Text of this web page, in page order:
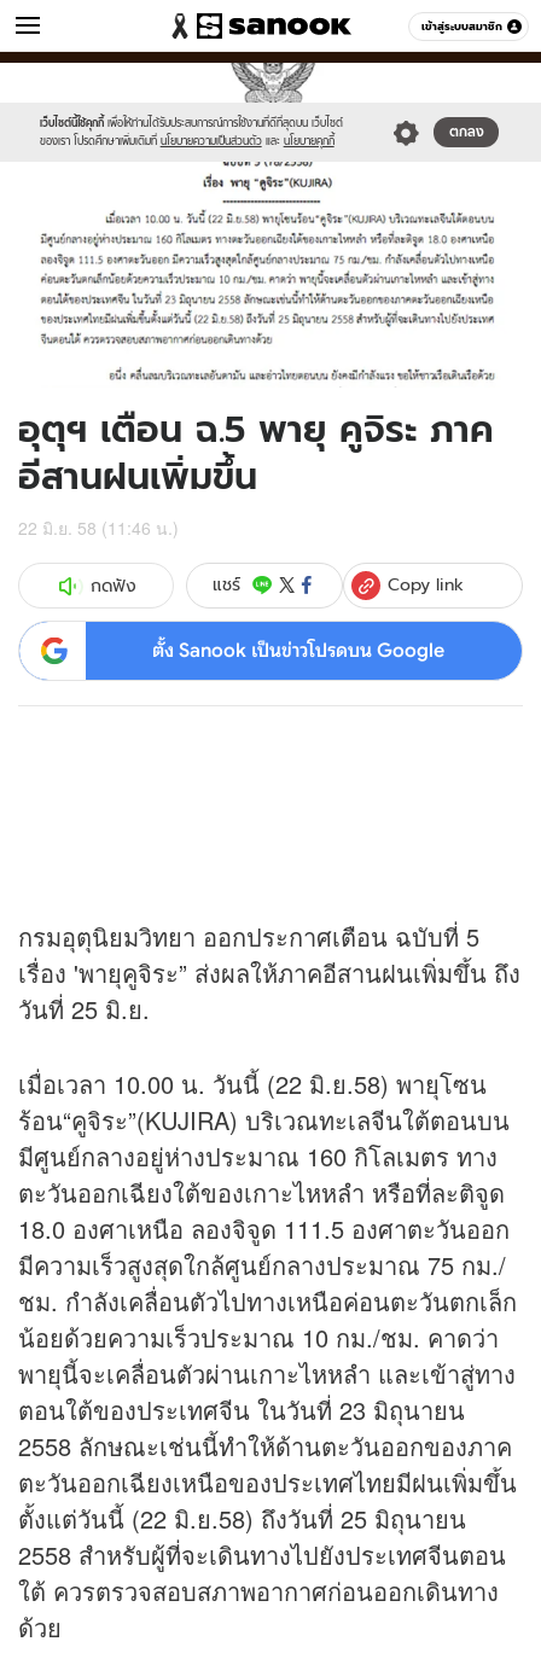
เข้าสู่ระบบสมาชิก
ข่าว หมวดอื่นๆ
เว็บไซต์นี้ใช้คุกกี้ เพื่อให้ท่านได้รับประสบการณ์การใช้งานที่ดีที่สุดบน เว็บไซต์
ของเรา โปรดศึกษาเพิ่มเติมที่ นโยบายความเป็นส่วนตัว และ นโยบายคุกกี้
ตกลง
//s.isanook.com/sr/0/images/logo-
sanook.png
//s.isanook.com/ns/0/ud/363/1816514/626548-
อุตุฯ เตือน ฉ.5 พายุ คูจิระ ภาค
อีสานฝนเพิ่มขึ้น
22 มิ.ย. 58 (11:46 น.)
กดฟัง แชร์ Copy link
ตั้ง Sanook เป็นข่าวโปรดบน Google
กรมอุตุนิยมวิทยา ออกประกาศเตือน ฉบับที่ 5
เรื่อง 'พายุคูจิระ” ส่งผลให้ภาคอีสานฝนเพิ่มขึ้น ถึง
วันที่ 25 มิ.ย.
เมื่อเวลา 10.00 น. วันนี้ (22 มิ.ย.58) พายุโซน
ร้อน“คูจิระ”(KUJIRA) บริเวณทะเลจีนใต้ตอนบน
มีศูนย์กลางอยู่ห่างประมาณ 160 กิโลเมตร ทาง
ตะวันออกเฉียงใต้ของเกาะไหหลำ หรือที่ละติจูด
18.0 องศาเหนือ ลองจิจูด 111.5 องศาตะวันออก
มีความเร็วสูงสุดใกล้ศูนย์กลางประมาณ 75 กม./
ชม. กำลังเคลื่อนตัวไปทางเหนือค่อนตะวันตกเล็ก
น้อยด้วยความเร็วประมาณ 10 กม./ชม. คาดว่า
พายุนี้จะเคลื่อนตัวผ่านเกาะไหหลำ และเข้าสู่ทาง
ตอนใต้ของประเทศจีน ในวันที่ 23 มิถุนายน
2558 ลักษณะเช่นนี้ทำให้ด้านตะวันออกของภาค
ตะวันออกเฉียงเหนือของประเทศไทยมีฝนเพิ่มขึ้น
ตั้งแต่วันนี้ (22 มิ.ย.58) ถึงวันที่ 25 มิถุนายน
2558 สำหรับผู้ที่จะเดินทางไปยังประเทศจีนตอน
ใต้ ควรตรวจสอบสภาพอากาศก่อนออกเดินทาง
ด้วย